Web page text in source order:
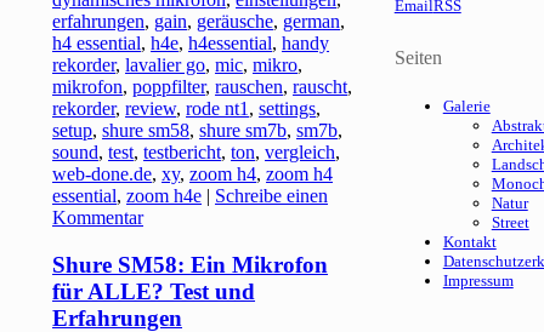
erfahrungen, gain, geräusche, german,
h4 essential,h4e,h4essential,handy
rekorder,lavalier go,mic,mikro,
mikrofon,poppfilter,rauschen,rauscht,
rekorder,review,rode nt1 ,settings,
setup,shure sm58,shure sm7b,sm7b,
sound,test,testbericht,ton,vergleich,
web-done.de,xy,zoom h4,zoom h4
essential,zoom h4e | Schreibe einen
Kommentar
Shure SM58: Ein Mikrofon
für ALLE? Test und
Erfahrungen
EmailRSS
Seiten
Galerie
Natur
Street
Kontakt
Impressum